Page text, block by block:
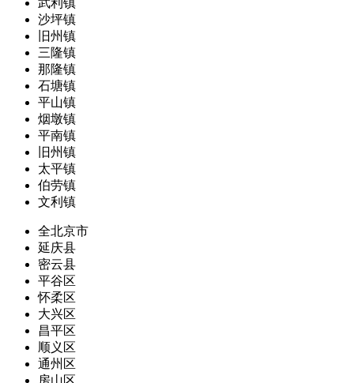
武利镇
沙坪镇
旧州镇
三隆镇
那隆镇
石塘镇
平山镇
烟墩镇
平南镇
旧州镇
太平镇
伯劳镇
文利镇
全北京市
延庆县
密云县
平谷区
怀柔区
大兴区
昌平区
顺义区
通州区
房山区